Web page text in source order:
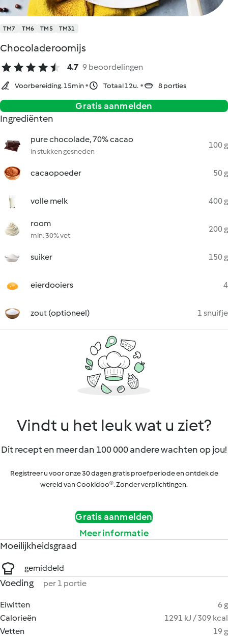
TM7 TM6 TM5 TM31
Chocoladeroomijs
4.7 9 beoordelingen
Voorbereiding. 15min Totaal 12u. 8 porties
Gratis aanmelden
Ingrediënten
pure chocolade, 70% cacao
in stukken gesneden
100 g
cacaopoeder 50 g
volle melk 400 g
room
min. 30% vet
200 g
suiker 150 g
eierdooiers 4
zout (optioneel) 1 snuifje
Vindt u het leuk wat u ziet?
Dit recept en meer dan 100 000 andere wachten op jou!
Registreer u voor onze 30 dagen gratis proefperiode en ontdek de
wereld van Cookidoo®. Zonder verplichtingen.
Gratis aanmelden
Meer informatie
Moeilijkheidsgraad
gemiddeld
Voeding per 1 portie
Eiwitten
6 g
Calorieën
1291 kJ / 309 kcal
Vetten
19 g